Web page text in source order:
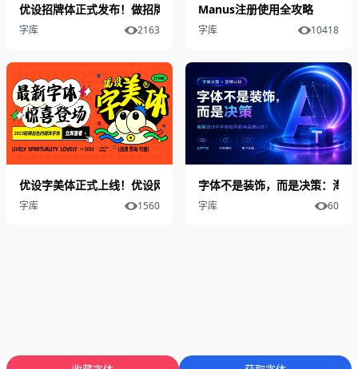
优设招牌体正式发布！做招牌就用优设招牌手写字体
字库 2163
​Manus注册使用全攻略
字库 10418
优设字美体正式上线！优设网出品的第2套可商用手写字体
字库 1560
字体不是装饰，而是决策：海
字库 60